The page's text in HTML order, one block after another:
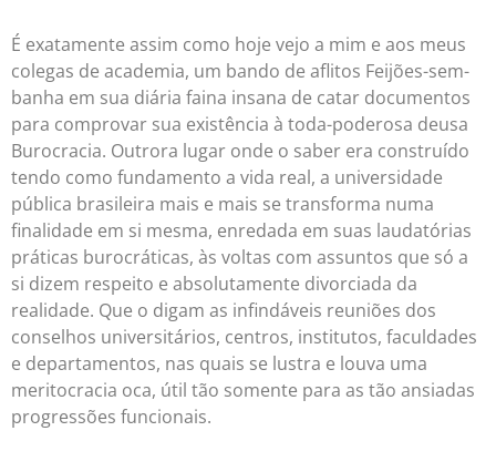
É exatamente assim como hoje vejo a mim e aos meus
colegas de academia, um bando de aflitos Feijões-sem-
banha em sua diária faina insana de catar documentos
para comprovar sua existência à toda-poderosa deusa
Burocracia. Outrora lugar onde o saber era construído
tendo como fundamento a vida real, a universidade
pública brasileira mais e mais se transforma numa
finalidade em si mesma, enredada em suas laudatórias
práticas burocráticas, às voltas com assuntos que só a
si dizem respeito e absolutamente divorciada da
realidade. Que o digam as infindáveis reuniões dos
conselhos universitários, centros, institutos, faculdades
e departamentos, nas quais se lustra e louva uma
meritocracia oca, útil tão somente para as tão ansiadas
progressões funcionais.